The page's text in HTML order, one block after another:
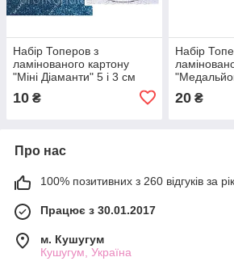
Набір Топеров з
ламінованого картону
"Міні Діаманти" 5 і 3 см
10 ₴
Набір
20₴
Про нас
100% позитивних з 260 відгуків за рік
Працює з 30.01.2017
м. Кушугум
Кушугум, Україна